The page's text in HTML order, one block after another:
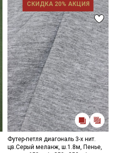
СКИДКА 20% АКЦИЯ
Футер-петля диагональ 3-х нит.
цв.Серый меланж, ш.1.8м, Пенье,